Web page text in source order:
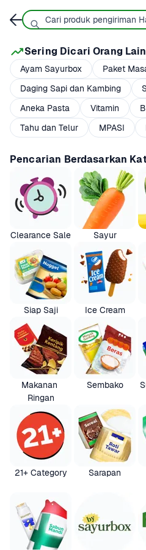
Sering Dicari Orang Lain
Ayam Sayurbox
Paket
Daging Sapi dan Kambing
Aneka Pasta
Vitamin
Tahu dan Telur
MPASI
Pencarian Berdasarkan
Clearance Sale Sayur
Siap Saji Ice Cream
Makanan
Ringan
Sembako
21+ Category Sarapan